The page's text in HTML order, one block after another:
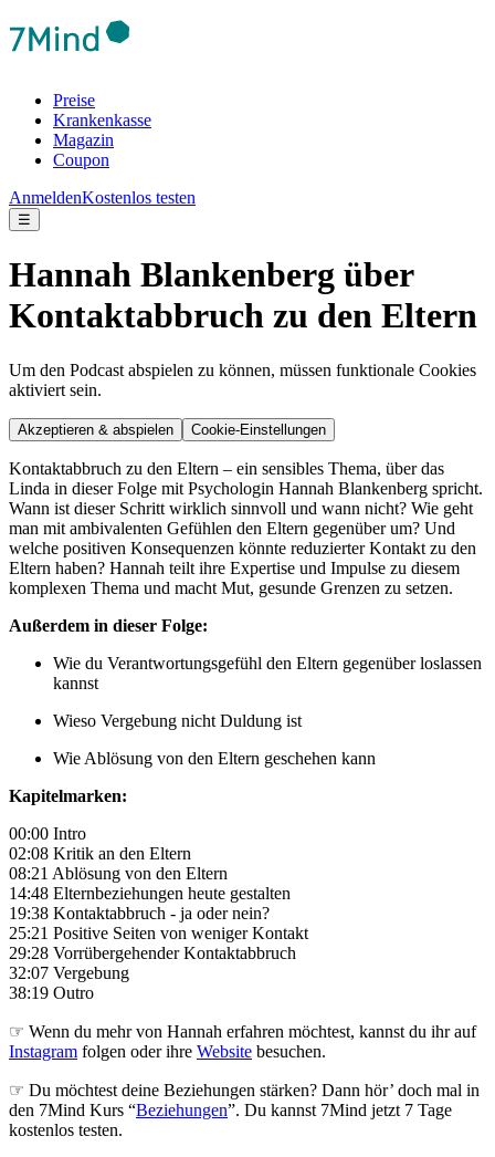
Preise
Krankenkasse
Magazin
Coupon
AnmeldenKostenlos testen
☰
Hannah Blankenberg über
Kontaktabbruch zu den Eltern
Um den Podcast abspielen zu können, müssen funktionale Cookies
aktiviert sein.
Akzeptieren & abspielen Cookie-Einstellungen
Kontaktabbruch zu den Eltern – ein sensibles Thema, über das
Linda in dieser Folge mit Psychologin Hannah Blankenberg spricht.
Wann ist dieser Schritt wirklich sinnvoll und wann nicht? Wie geht
man mit ambivalenten Gefühlen den Eltern gegenüber um? Und
welche positiven Konsequenzen könnte reduzierter Kontakt zu den
Eltern haben? Hannah teilt ihre Expertise und Impulse zu diesem
komplexen Thema und macht Mut, gesunde Grenzen zu setzen.
Außerdem in dieser Folge:
Wie du Verantwortungsgefühl den Eltern gegenüber loslassen
kannst
Wieso Vergebung nicht Duldung ist
Wie Ablösung von den Eltern geschehen kann
Kapitelmarken:
00:00 Intro
02:08 Kritik an den Eltern
08:21 Ablösung von den Eltern
14:48 Elternbeziehungen heute gestalten
19:38 Kontaktabbruch - ja oder nein?
25:21 Positive Seiten von weniger Kontakt
29:28 Vorrübergehender Kontaktabbruch
32:07 Vergebung
38:19 Outro
☞ Wenn du mehr von Hannah erfahren möchtest, kannst du ihr auf
Instagram folgen oder ihre Website besuchen.
☞ Du möchtest deine Beziehungen stärken? Dann hör’ doch mal in
den 7Mind Kurs “Beziehungen”. Du kannst 7Mind jetzt 7 Tage
kostenlos testen.